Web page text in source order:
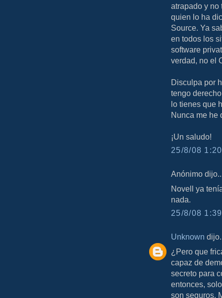
atrapado y no
quien lo ha
Source. Ya
en todos los
software
verdad, no el
Disculpa por
tengo
lo tienes que
Nunca me he
¡Un saludo!
25/8/08
Anónimo
Novell ya
nada.
25/8/08
Unknown
¿Pero que
capaz de
secreto para
entonces,
son seguros.